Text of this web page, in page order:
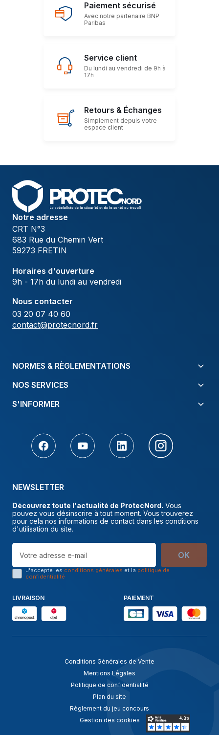
Paiement sécurisé
Avec notre partenaire BNP
Paribas
Service client
Du lundi au vendredi de 9h à
17h
Retours & Échanges
Simplement depuis votre
espace client
Notre adresse
CRT N°3
683 Rue du Chemin Vert
59273 FRETIN
Horaires d'ouverture
9h - 17h du lundi au vendredi
Nous contacter
03 20 07 40 60
contact@protecnord.fr
NORMES & RÈGLEMENTATIONS
NOS SERVICES
S'INFORMER
NEWSLETTER
Découvrez toute l'actualité de ProtecNord. Vous
pouvez vous désinscrire à tout moment. Vous trouverez
pour cela nos informations de contact dans les conditions
d'utilisation du site.
OK
J'accepte les conditions générales et la politique de
confidentialité
LIVRAISON PAIEMENT
Conditions Générales de Vente
Mentions Légales
Politique de confidentialité
Plan du site
Règlement du jeu concours
Gestion des cookies